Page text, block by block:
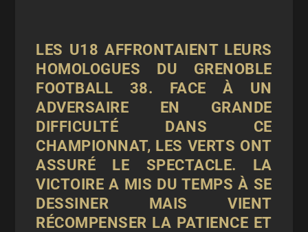
LES U18 AFFRONTAIENT LEURS
HOMOLOGUES DU GRENOBLE
FOOTBALL 38. FACE À UN
ADVERSAIRE EN GRANDE
DIFFICULTÉ DANS CE
CHAMPIONNAT, LES VERTS ONT
ASSURÉ LE SPECTACLE. LA
VICTOIRE A MIS DU TEMPS À SE
DESSINER MAIS VIENT
RÉCOMPENSER LA PATIENCE ET